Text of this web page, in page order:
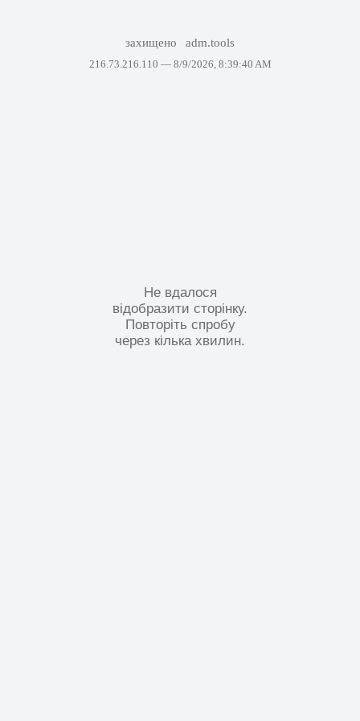
захищено adm.tools
216.73.216.110 — 8/9/2026, 8:39:40 AM
Не вдалося
відобразити сторінку.
Повторіть спробу
через кілька хвилин.